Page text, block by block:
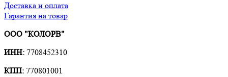
Доставка и оплата
Гарантия на товар
ООО "КОЛОРВ"
ИНН: 7708452310
КПП: 770801001